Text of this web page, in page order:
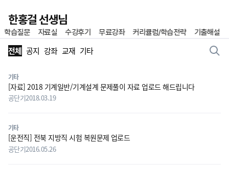
이전
한홍걸 선생님
학습질문 자료실 수강후기 무료강좌 커리큘럼/학습전략 기출해설
게시판 리스트 영역
전체 공지 강좌 교재 기타
기타
[자료] 2018 기계일반/기계설계 문제풀이 자료 업로드 해드립니다
공단기2018.03.19
기타
[운전직] 전북 지방직 시험 복원문제 업로드
공단기2016.05.26